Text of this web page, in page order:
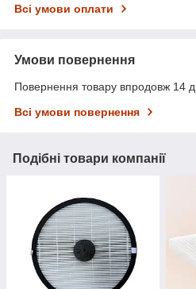
Всі умови оплати
Умови повернення
Повернення товару впродовж 14
Всі умови повернення
Подібні товари компанії